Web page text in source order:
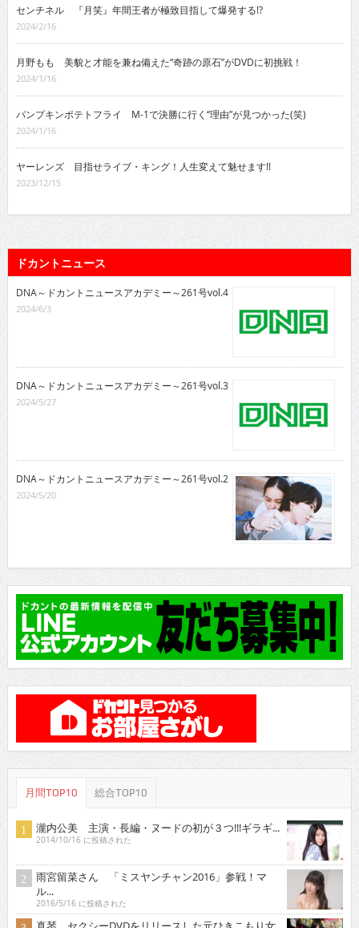
センチネル 『月笑』年間王者が極致目指して爆発する!?
2024/2/16
月野もも 美貌と才能を兼ね備えた“奇跡の原石”がDVDに初挑戦！
2024/1/16
パンプキンポテトフライ M-1で決勝に行く“理由”が見つかった(笑)
2024/1/16
ヤーレンズ 目指せライブ・キング！人生変えて魅せます!!
2023/12/15
ドカントニュース
DNA～ドカントニュースアカデミー～261号vol.4
2024/6/3
DNA～ドカントニュースアカデミー～261号vol.3
2024/5/27
DNA～ドカントニュースアカデミー～261号vol.2
2024/5/20
月間TOP10 総合TOP10
瀧内公美 主演・長編・ヌードの初が３つ!!!ギラギ...
2014/10/16 に投稿された
雨宮留菜さん 「ミスヤンチャン2016」参戦！マ
ル...
2016/5/16 に投稿された